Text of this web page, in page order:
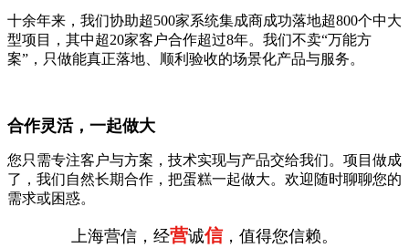
十余年来，我们协助超500家系统集成商成功落地超800个中大
型项目，其中超20家客户合作超过8年。我们不卖“万能方
案”，只做能真正落地、顺利验收的场景化产品与服务。
合作灵活，一起做大
您只需专注客户与方案，技术实现与产品交给我们。项目做成
了，我们自然长期合作，把蛋糕一起做大。欢迎随时聊聊您的
需求或困惑。
上海营信，经营诚信，值得您信赖。